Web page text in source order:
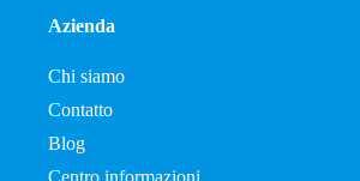
Azienda
Chi siamo
Contatto
Blog
Centro informazioni